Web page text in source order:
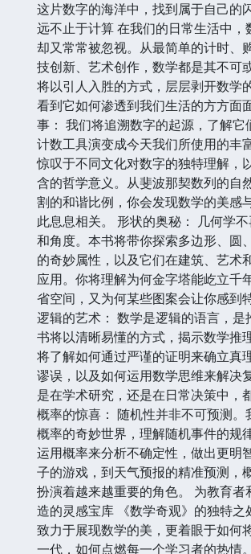
这片数字的海洋中，找到属于自己的
远不止于计算 在我们的日常生活中，
却又常常被忽视。从最简单的计时、
技创新、艺术创作，数学都是其不可
将以引人入胜的方式，层层剥开数学
看到它如何渗透到我们生活的方方面
事： 我们将追溯数字的起源，了解它
计数工具演变成今天我们所使用的丰
惊叹于不同文化对数字的独特理解，
含的哲学意义。从斐波那契数列的自
割的和谐比例，你会发现数学的美感
此息息相关。 形状的奥秘： 几何学
和角度。本书将带你探索多边形、圆
的奇妙属性，以及它们在建筑、艺术
应用。你将理解为何金字塔能屹立千
省空间，又为何某些图案会让你感到
逻辑的艺术： 数学是逻辑的语言，是
书将以清晰易懂的方式，揭示数学推
将了解如何通过严谨的证明来确立真
谬误，以及如何运用数学思维来解决
是在学术研究，还是在日常决策中，
概率的惊喜： 随机性并非不可预测。
概率的奇妙世界，理解随机事件的规
运用概率来分析不确定性，做出更明
子的游戏，到天气预报的精准预测，
扮演着越来越重要的角色。 为教育者
造的灵感宝库 《数学奇观》的独特之
致力于展现数学的美，更着眼于如何
一代，如何点燃每一个学习者的热情